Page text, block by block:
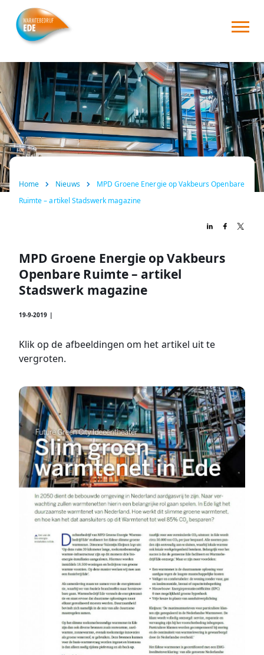
Home
Over ons
Consument
Zakelijk
FAQ
Home Nieuws
MPD Groene Energie op Vakbeurs Openbare
Ruimte – artikel Stadswerk magazine
MPD Groene Energie op Vakbeurs
Openbare Ruimte – artikel
Stadswerk magazine
19-9-2019 |
Klik op de afbeeldingen om het artikel uit te
vergroten.